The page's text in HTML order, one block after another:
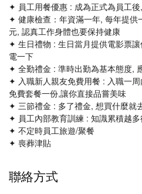
✦ 員工用餐優惠 : 成為正式為員工
✦ 健康檢查：年資滿一年, 每年提供
元, 認真工作身體也要保持健康
✦ 生日禮物 : 生日當月提供電影票
電一下
✦ 全勤禮金 : 準時出勤為基本態度,
✦ 入職新人親友免費用餐 : 入職一
免費套餐一份,讓你直接品嘗美味
✦ 三節禮金 : 多了禮金, 想買什麼就
✦ 員工內部教育訓練 : 知識累積越
✦ 不定時員工旅遊/聚餐
✦ 喪葬津貼
聯絡方式